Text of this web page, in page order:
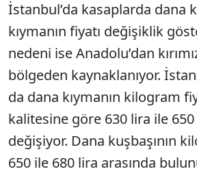
İstanbul’da kasaplarda dana
kıymanın fiyatı değişiklik
nedeni ise Anadolu’dan
bölgeden kaynakla­nıyor.
da dana kıymanın kilogram
kalitesine göre 630 lira ile 650
değişiyor. Dana kuşbaşı­nın
650 ile 680 lira arasında